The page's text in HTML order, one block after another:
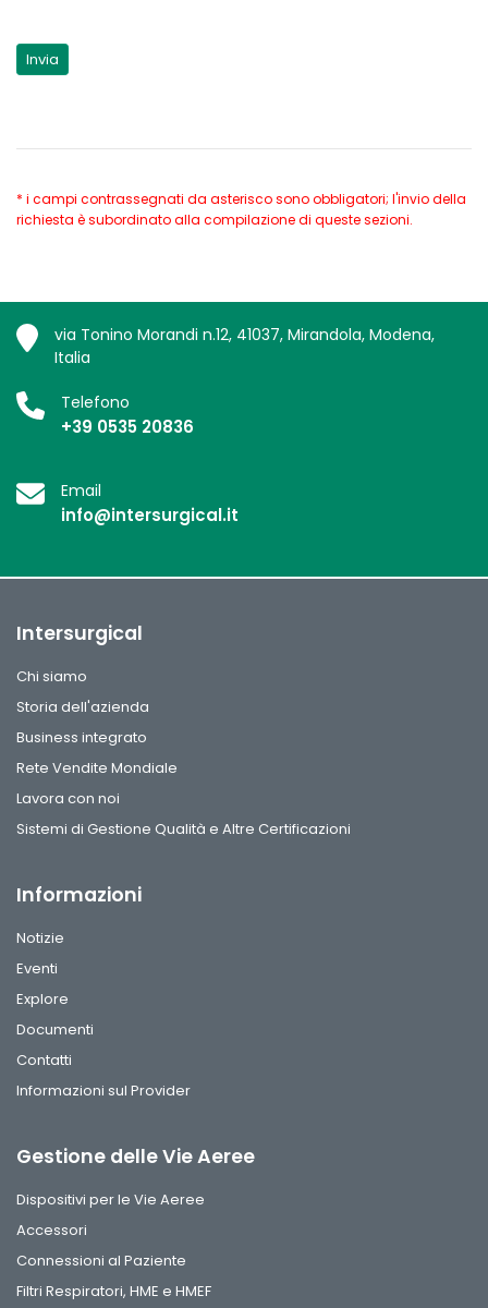
* i campi contrassegnati da asterisco sono obbligatori; l'invio della
richiesta è subordinato alla compilazione di queste sezioni.
via Tonino Morandi n.12, 41037, Mirandola, Modena,
Italia
Telefono
+39 0535 20836
Email
info@intersurgical.it
Intersurgical
Chi siamo
Storia dell'azienda
Business integrato
Rete Vendite Mondiale
Lavora con noi
Sistemi di Gestione Qualità e Altre Certificazioni
Informazioni
Notizie
Eventi
Explore
Documenti
Contatti
Informazioni sul Provider
Gestione delle Vie Aeree
Dispositivi per le Vie Aeree
Accessori
Connessioni al Paziente
Filtri Respiratori, HME e HMEF